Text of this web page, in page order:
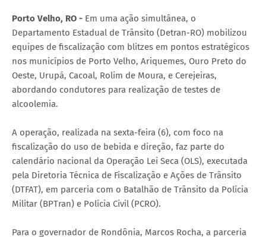
Porto Velho, RO - Em uma ação simultânea, o
Departamento Estadual de Trânsito (Detran-RO) mobilizou
equipes de fiscalização com blitzes em pontos estratégicos
nos municípios de Porto Velho, Ariquemes, Ouro Preto do
Oeste, Urupá, Cacoal, Rolim de Moura, e Cerejeiras,
abordando condutores para realização de testes de
alcoolemia.
A operação, realizada na sexta-feira (6), com foco na
fiscalização do uso de bebida e direção, faz parte do
calendário nacional da Operação Lei Seca (OLS), executada
pela Diretoria Técnica de Fiscalização e Ações de Trânsito
(DTFAT), em parceria com o Batalhão de Trânsito da Polícia
Militar (BPTran) e Polícia Civil (PCRO).
Para o governador de Rondônia, Marcos Rocha, a parceria